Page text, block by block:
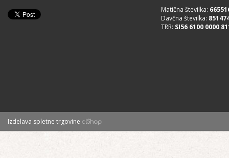
Matična številka:
Davčna številka:
TRR: SI56 6100 0000
Izdelava spletne trgovine